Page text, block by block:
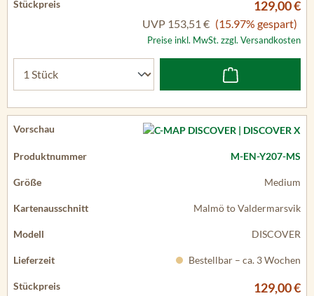
129,00 €
UVP 153,51 € (15.97% gespart)
Preise inkl. MwSt. zzgl. Versandkosten
M-EN-Y207-MS
Medium
Malmö to Valdermarsvik
DISCOVER
Bestellbar – ca. 3 Wochen
129,00 €